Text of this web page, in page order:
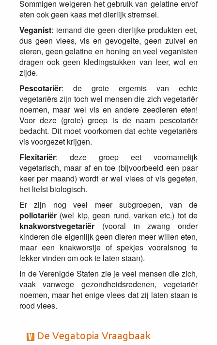
Sommigen weigeren het gebruik van gelatine en/of
eten ook geen kaas met dierlijk stremsel.
Veganist: iemand die geen dierlijke produkten eet,
dus geen vlees, vis en gevogelte, geen zuivel en
eieren, geen gelatine en honing en veel veganisten
dragen ook geen kledingstukken van leer, wol en
zijde.
Pescotariër: de grote ergernis van echte
vegetariërs zijn toch wel mensen die zich vegetariër
noemen, maar wel vis en andere zeedieren eten!
Voor deze (grote) groep is de naam pescotariër
bedacht. Dit moet voorkomen dat echte vegetariërs
vis voorgezet krijgen.
Flexitariër: deze groep eet voornamelijk
vegetarisch, maar af en toe (bijvoorbeeld een paar
keer per maand) wordt er wel vlees of vis gegeten,
het liefst biologisch.
Er zijn nog veel meer subgroepen, van de
pollotariër (wel kip, geen rund, varken etc.) tot de
knakworstvegetariër (vooral in zwang onder
kinderen die eigenlijk geen dieren meer willen eten,
maar een knakworstje of spekjes vooralsnog te
lekker vinden om ook te laten staan).
In de Verenigde Staten zie je veel mensen die zich,
vaak vanwege gezondheidsredenen, vegetariër
noemen, maar het enige vlees dat zij laten staan is
rood vlees.
De Vegatopia Vraagbaak